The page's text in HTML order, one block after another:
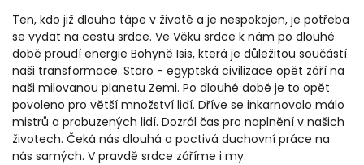
Ten, kdo již dlouho tápe v životě a je nespokojen, je potřeba
se vydat na cestu srdce. Ve Věku srdce k nám po dlouhé
době proudí energie Bohyně Isis, která je důležitou součástí
naši transformace. Staro - egyptská civilizace opět září na
naši milovanou planetu Zemi. Po dlouhé době je to opět
povoleno pro větší množství lidí. Dříve se inkarnovalo málo
mistrů a probuzených lidí. Dozrál čas pro naplnění v našich
životech. Čeká nás dlouhá a poctivá duchovní práce na
nás samých. V pravdě srdce záříme i my.